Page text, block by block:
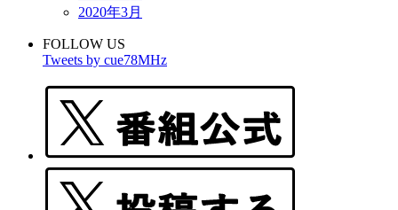
2020年3月
FOLLOW US
Tweets by cue78MHz